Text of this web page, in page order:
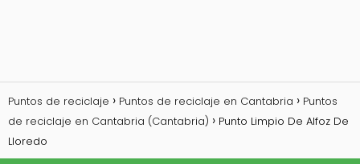
Puntos de reciclaje Puntos de reciclaje en Cantabria
Puntos
de reciclaje en Cantabria (Cantabria)
Punto Limpio De Alfoz De
Lloredo